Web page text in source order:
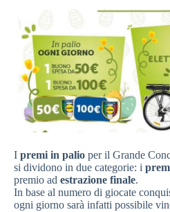
I premi in palio per il Grande
si dividono in due categorie: i
premio ad estrazione finale.
In base al numero di giocate
ogni giorno sarà infatti possibile